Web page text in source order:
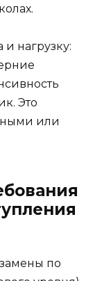
нагрузку:
Это
или
по